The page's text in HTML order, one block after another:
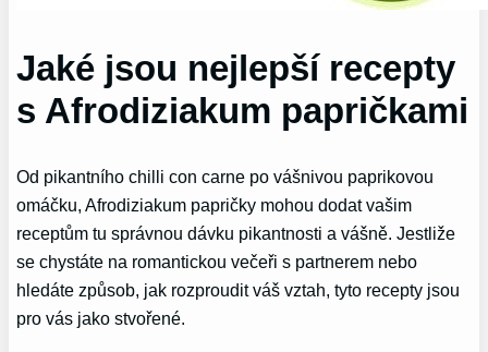
Jaké jsou nejlepší recepty
s Afrodiziakum papričkami
Od pikantního chilli con carne po vášnivou paprikovou
omáčku, Afrodiziakum papričky mohou dodat vašim
receptům tu správnou dávku pikantnosti a vášně. Jestliže
se chystáte na romantickou večeři s partnerem nebo
hledáte způsob, jak rozproudit váš vztah, tyto recepty jsou
pro vás jako stvořené.